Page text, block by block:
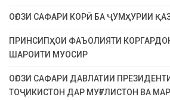
ОҒОЗИ САФАРИ КОРӢ БА ҶУМҲУРИИ
ПРИНСИПҲОИ ФАЪОЛИЯТИ
ШАРОИТИ МУОСИР
ОҒОЗИ САФАРИ ДАВЛАТИИ
ТОҶИКИСТОН ДАР МУҒУЛИСТОН ВА